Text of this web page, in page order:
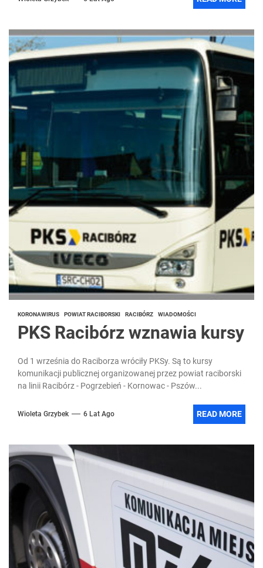
KORONAWIRUS POWIAT RACIBORSKI RACIBÓRZ WIADOMOŚCI
PKS Racibórz wznawia kursy
Od 1 września do Raciborza wróciły PKSy. Są to kursy
komunikacji publicznej organizowanej przez powiat raciborski
na linii Racibórz - Pogrzebień - Kornowac - Pszów...
Wioleta Grzybek 6 Lat Ago READ MORE